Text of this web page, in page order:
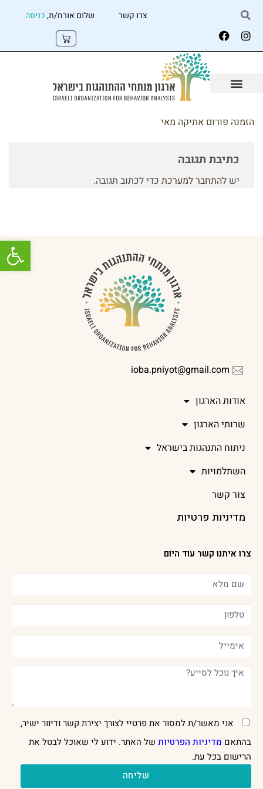
צרו קשר שלום אורח/ת,כניסה
הזמנה פורום אתיקה מאי
כתיבת תגובה
יש להתחבר למערכת כדי לכתוב תגובה.
ioba.pniyot@gmail.com
אודות הארגון
שרותי הארגון
ניתוח התנהגות בישראל
השתלמויות
צור קשר
מדיניות פרטיות
צרו איתנו קשר עוד היום
אני מאשר/ת למסור את פרטיי לצורך יצירת קשר ודיוור ישיר,
בהתאם מדיניות הפרטיות של האתר. ידוע לי שאוכל לבטל את
הרישום בכל עת.
שליחה